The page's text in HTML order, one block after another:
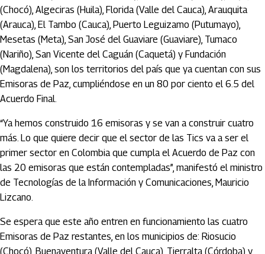
(Chocó), Algeciras (Huila), Florida (Valle del Cauca), Arauquita
(Arauca), El Tambo (Cauca), Puerto Leguizamo (Putumayo),
Mesetas (Meta), San José del Guaviare (Guaviare), Tumaco
(Nariño), San Vicente del Caguán (Caquetá) y Fundación
(Magdalena), son los territorios del país que ya cuentan con sus
Emisoras de Paz, cumpliéndose en un 80 por ciento el 6.5 del
Acuerdo Final.
“Ya hemos construido 16 emisoras y se van a construir cuatro
más. Lo que quiere decir que el sector de las Tics va a ser el
primer sector en Colombia que cumpla el Acuerdo de Paz con
las 20 emisoras que están contempladas”, manifestó el ministro
de Tecnologías de la Información y Comunicaciones, Mauricio
Lizcano.
Se espera que este año entren en funcionamiento las cuatro
Emisoras de Paz restantes, en los municipios de: Riosucio
(Chocó), Buenaventura (Valle del Cauca), Tierralta (Córdoba) y